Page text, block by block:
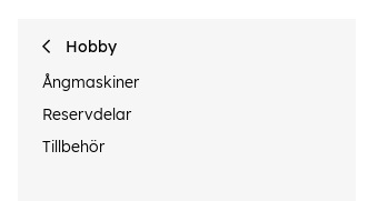
Hobby
Ångmaskiner
Reservdelar
Tillbehör